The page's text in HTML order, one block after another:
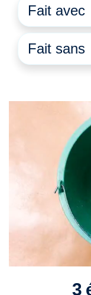
Fait avec
Fait sans
3